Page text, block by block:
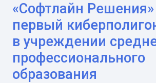
«Софтлайн
первый
в учреждении
профессионального
образования